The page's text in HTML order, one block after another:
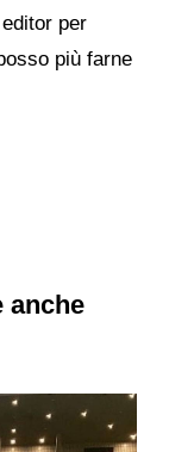
per
più farne
anche